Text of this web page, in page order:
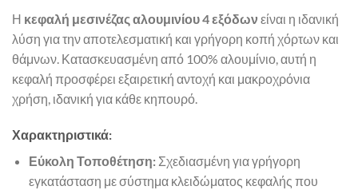
Η κεφαλή μεσινέζας αλουμινίου 4 εξόδων είναι η ιδανική
λύση για την αποτελεσματική και γρήγορη κοπή χόρτων και
θάμνων. Κατασκευασμένη από 100% αλουμίνιο, αυτή η
κεφαλή προσφέρει εξαιρετική αντοχή και μακροχρόνια
χρήση, ιδανική για κάθε κηπουρό.
Χαρακτηριστικά:
Εύκολη Τοποθέτηση:Σχεδιασμένη για γρήγορη
εγκατάσταση με σύστημα κλειδώματος κεφαλής που